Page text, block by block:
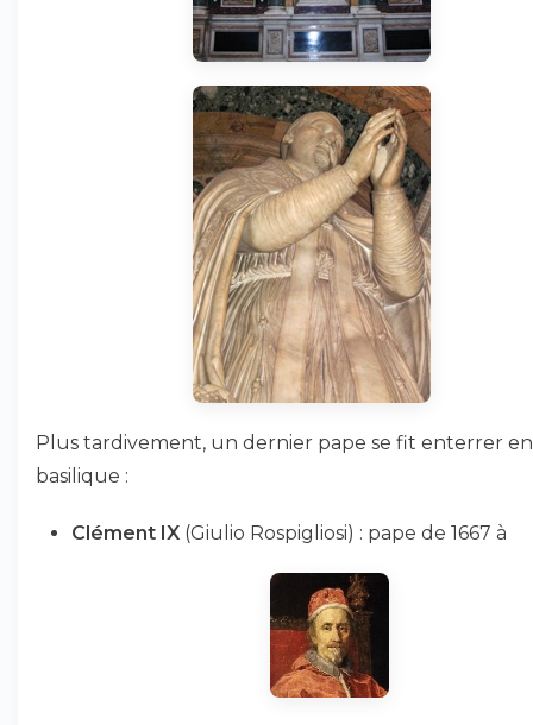
Plus tardivement, un dernier pape se fit enterrer
basilique :
Clément IX (Giulio Rospigliosi) : pape de 1667 à